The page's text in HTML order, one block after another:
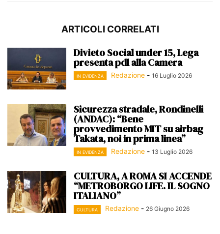
ARTICOLI CORRELATI
Divieto Social under 15, Lega
presenta pdl alla Camera
IN EVIDENZA Redazione - 16 Luglio 2026
Sicurezza stradale, Rondinelli
(ANDAC): “Bene
provvedimento MIT su airbag
Takata, noi in prima linea”
IN EVIDENZA Redazione - 13 Luglio 2026
CULTURA, A ROMA SI ACCENDE
“METROBORGO LIFE. IL SOGNO
ITALIANO”
CULTURA Redazione - 26 Giugno 2026